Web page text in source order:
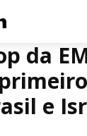
da
e